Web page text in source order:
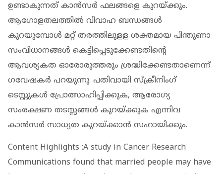
ഉണ്ടാകുന്നത് കാന്‍സര്‍ ഫലങ്ങളെ കുറയ്ക്കും.
ആഗോളതലത്തില്‍ വിവാഹ ബന്ധങ്ങള്‍
കുറയുമ്പോള്‍ മറ്റ് തരത്തിലുളള ശക്തമായ പിന്തുണാ
സംവിധാനങ്ങള്‍ കെട്ടിപ്പെടുക്കേണ്ടതിന്റെ
ആവശ്യകത ഓരോരുത്തരും ശ്രദ്ധിക്കേണ്ടതാണെന്ന്
ഗവേഷകര്‍ പറയുന്നു. പതിവായി സ്‌ക്രീനിംഗ്
ടെസ്റ്റുകള്‍ പ്രോത്സാഹിപ്പിക്കുക, ആരോഗ്യ
സംരക്ഷണ തടസ്സങ്ങള്‍ കുറയ്ക്കുക എന്നിവ
കാന്‍സര്‍ സാധ്യത കുറയ്ക്കാന്‍ സഹായിക്കും.
Content Highlights :A study in Cancer Research
Communications found that married people may have